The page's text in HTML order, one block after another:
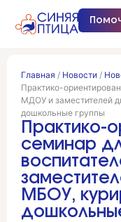
Главная / Новости /
Практико-
МДОУ и заместителей
дошкольные группы
Практико-
семинар
МБОУ,